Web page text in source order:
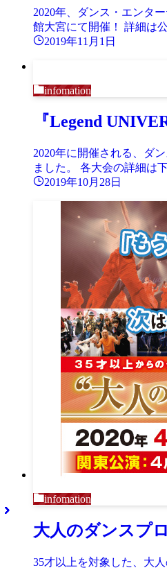
2020年、ダンス・エンタ
館大宮にて開催！ 詳細は
2019年11月1日
infomation
『Legend
2020年に開催される、ダ
ました。 各大会の詳細は
2019年10月28日
infomation
大人のダンスプ
35才以上を対象した、大